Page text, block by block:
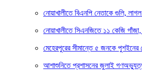
নোয়াখালীতে বিএনপি নেতাকে গুলি,
নোয়াখালীতে সিএনজিতে ১১ কেজি
মেহেরপুরের সীমান্তে ৫ জনকে পুশইনের
আশাশুনিতে প্রশাসনের জুলাই